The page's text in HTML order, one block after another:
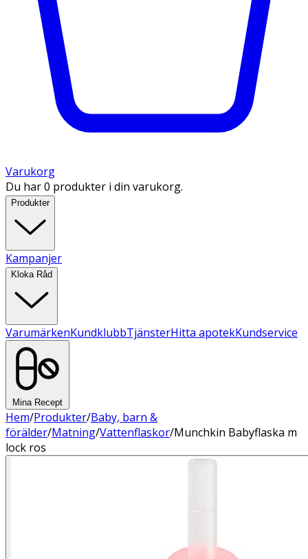
Varukorg
Du har 0 produkter i din varukorg.
Produkter
Kampanjer
Kloka Råd
VarumärkenKundklubbTjänsterHitta apotekKundservice
Mina Recept
Hem/Produkter/Baby, barn &
förälder/Matning/Vattenflaskor/Munchkin Babyflaska m
lock ros